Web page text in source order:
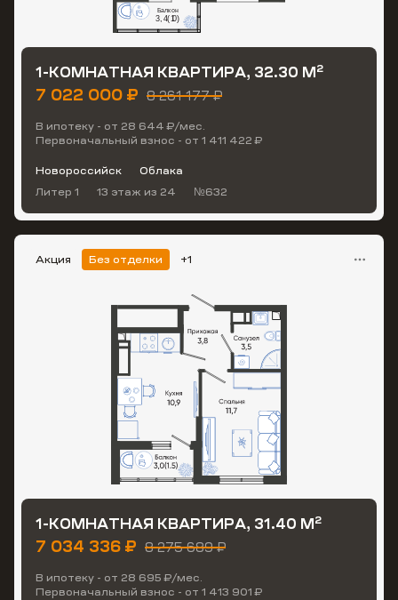
1-КОМНАТНАЯ КВАРТИРА, 32.30 М2
7 022 000 ₽ 8 261 177 ₽
В ипотеку - от 28 644 ₽/мес.
Первоначальный взнос - от 1 411 422 ₽
Новороссийск
Облака
Литер 1
13 этаж из 24 №632
Акция Без отделки +1
1-КОМНАТНАЯ КВАРТИРА, 31.40 М2
7 034 336 ₽ 8 275 689 ₽
В ипотеку - от 28 695 ₽/мес.
Первоначальный взнос - от 1 413 901 ₽